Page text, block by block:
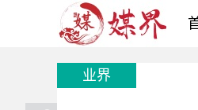
业界